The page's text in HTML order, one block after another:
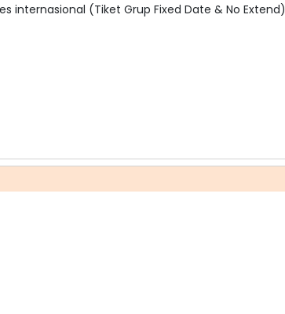
internasional (Tiket Grup Fixed Date & No Extend)